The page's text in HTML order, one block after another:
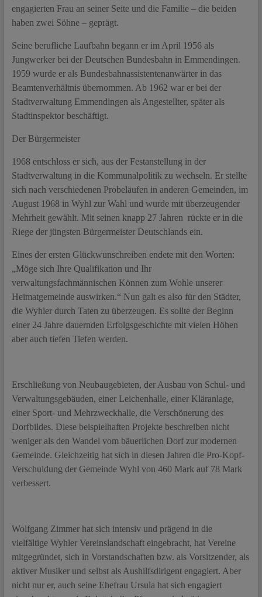
engagierten Frau an seiner Seite und die Familie – die beiden
haben zwei Söhne – geprägt.
Seine berufliche Laufbahn begann er im April 1956 als
Jungwerker bei der Deutschen Bundesbahn in Emmendingen.
1959 wurde er als Bundesbahnassistentenanwärter in das
Beamtenverhältnis übernommen. Ab 1962 war er bei der
Stadtverwaltung Emmendingen als Angestellter, später als
Stadtinspektor beschäftigt.
Der Bürgermeister
1968 entschloss er sich, aus der Festanstellung in der
Stadtverwaltung in die Kommunalpolitik zu wechseln. Er stellte
sich nach verschiedenen Probeläufen in anderen Gemeinden, im
August 1968 in Wyhl zur Wahl und wurde mit überzeugender
Mehrheit gewählt. Mit seinen knapp 27 Jahren rückte er in die
Riege der jüngsten Bürgermeister Deutschlands ein.
Eines der ersten Glückwunschreiben endete mit den Worten:
„Möge sich Ihre Qualifikation und Ihr
verwaltungsfachmännischen Können zum Wohle unserer
Heimatgemeinde auswirken.“ Nun galt es also für den Städter,
die Wyhler durch Taten zu überzeugen. Es sollte der Beginn
einer 24 Jahre dauernden Erfolgsgeschichte mit vielen Höhen
aber auch tiefen Tiefen werden.
Erschließung von Neubaugebieten, der Ausbau von Schul- und
Verwaltungsgebäuden, einer Leichenhalle, einer Kläranlage,
einer Sport- und Mehrzweckhalle, die Verschönerung des
Dorfbildes. Diese beispielhaften Projekte beschreiben nicht
weniger als den Wandel vom bäuerlichen Dorf zur modernen
Gemeinde. Gleichzeitig hat sich in diesen Jahren die Pro-Kopf-
Verschuldung der Gemeinde Wyhl von 460 Mark auf 78 Mark
verbessert.
Wolfgang Zimmer hat sich intensiv und prägend in die
vielfältige Wyhler Vereinslandschaft eingebracht, hat Vereine
mitgegründet, sich in Vorstandschaften bzw. als Vorsitzender, als
aktiver Musiker und selbst als Aushilfsdirigent engagiert. Aber
nicht nur er, auch seine Ehefrau Ursula hat sich engagiert